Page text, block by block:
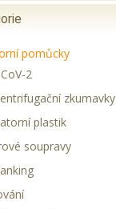
pomůcky
2
zkumavky
plastik
soupravy